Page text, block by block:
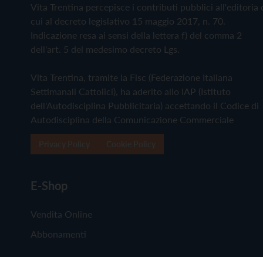
Vita Trentina percepisce i contributi pubblici all'editoria
cui al decreto legislativo 15 maggio 2017, n. 70.
Indicazione resa ai sensi della lettera f) del comma 2
dell'art. 5 del medesimo decreto Lgs.
Vita Trentina, tramite la Fisc (Federazione Italiana
Settimanali Cattolici), ha aderito allo IAP (Istituto
dell'Autodisciplina Pubblicitaria) accettando il Codice di
Autodisciplina della Comunicazione Commerciale
E-Shop
Vendita Online
Abbonamenti